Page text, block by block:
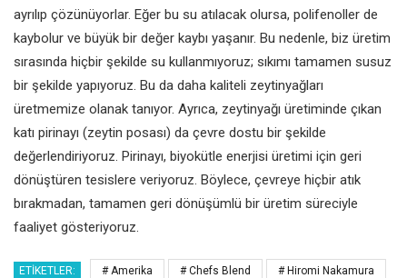
ayrılıp çözünüyorlar. Eğer bu su atılacak olursa, polifenoller de
kaybolur ve büyük bir değer kaybı yaşanır. Bu nedenle, biz üretim
sırasında hiçbir şekilde su kullanmıyoruz; sıkımı tamamen susuz
bir şekilde yapıyoruz. Bu da daha kaliteli zeytinyağları
üretmemize olanak tanıyor. Ayrıca, zeytinyağı üretiminde çıkan
katı pirinayı (zeytin posası) da çevre dostu bir şekilde
değerlendiriyoruz. Pirinayı, biyokütle enerjisi üretimi için geri
dönüştüren tesislere veriyoruz. Böylece, çevreye hiçbir atık
bırakmadan, tamamen geri dönüşümlü bir üretim süreciyle
faaliyet gösteriyoruz.
ETIKETLER: # Amerika # Chefs Blend # Hiromi Nakamura